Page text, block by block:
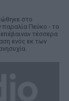
στο
παραλία Πεύκο - το
τέσσερα
ενός εκ των